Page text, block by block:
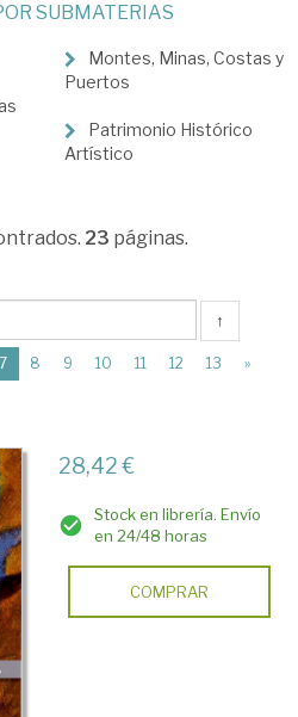
SUBMATERIAS
Montes, Minas, Costas y
Puertos
Patrimonio Histórico
Artístico
23 páginas.
↑
7(current)
8 9 10 11 12 13 »
28,42 €
Stock en librería. Envío
en 24/48 horas
COMPRAR